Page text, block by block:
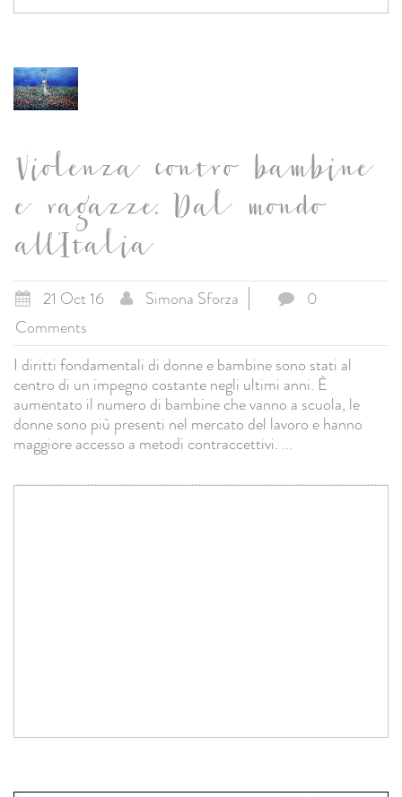
Violenza contro bambine
e ragazze. Dal mondo
all'Italia
21 Oct 16 Simona Sforza
0
Comments
I diritti fondamentali di donne e bambine sono stati al
centro di un impegno costante negli ultimi anni. È
aumentato il numero di bambine che vanno a scuola, le
donne sono più presenti nel mercato del lavoro e hanno
maggiore accesso a metodi contraccettivi. ...